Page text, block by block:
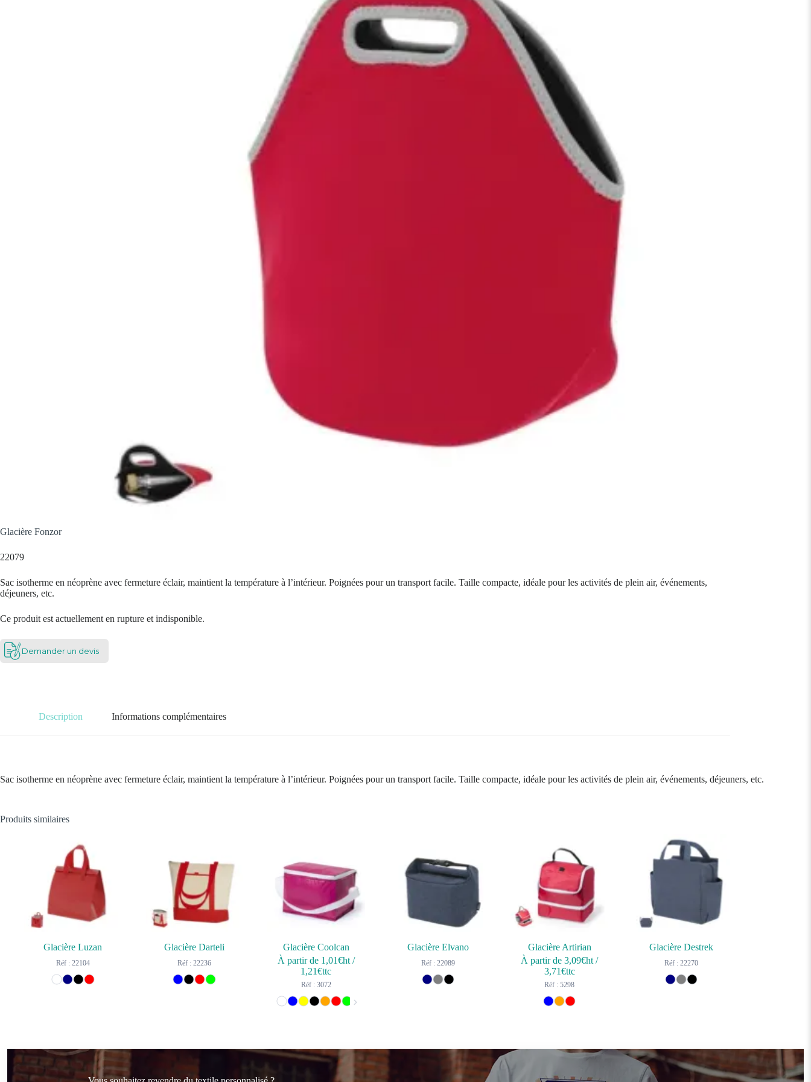
Glacière Fonzor
22079
Sac isotherme en néoprène avec fermeture éclair, maintient la température à l’intérieur. Poignées pour un transport facile. Taille compacte, idéale pour les activités de plein air, événements,
déjeuners, etc.
Ce produit est actuellement en rupture et indisponible.
Demander un devis
Description Informations complémentaires
Sac isotherme en néoprène avec fermeture éclair, maintient la température à l’intérieur. Poignées pour un transport facile. Taille compacte, idéale pour les activités de plein air, événements, déjeuners, etc.
Produits similaires
Glacière Luzan
Réf : 22104
Glacière Darteli
Réf : 22236
Glacière Coolcan
À partir de 1,01€ht/
1,21€ttc
Réf : 3072
Glacière Elvano
Réf : 22089
Glacière Artirian
À partir de3,09€ht /
3,71€ttc
Réf : 5298
Glacière Destrek
Réf : 22270